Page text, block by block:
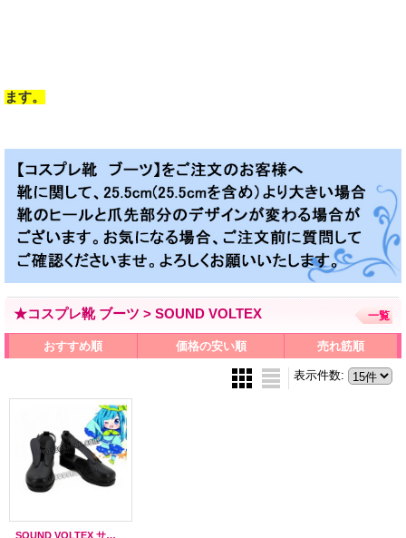
ます。
★コスプレ靴 ブーツ > SOUND VOLTEX 一覧
おすすめ順 価格の安い順 売れ筋順
表示件数:
SOUND VOLTEX サウンド ボルテックス Freaky Freak風 コスプレ靴 ブーツ